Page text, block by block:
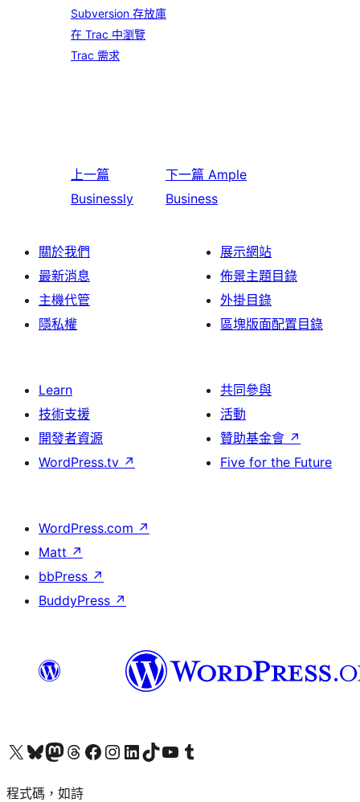
Subversion 存放庫
在 Trac 中瀏覽
Trac 需求
上一篇
Businessly
下一篇 Ample
Business
關於我們
最新消息
主機代管
隱私權
展示網站
佈景主題目錄
外掛目錄
區塊版面配置目錄
Learn
技術支援
開發者資源
WordPress.tv ↗
共同參與
活動
贊助基金會 ↗
Five for the Future
WordPress.com ↗
Matt ↗
bbPress ↗
BuddyPress ↗
查看我們的 X (之前的 Twitter) 帳號造訪我們的 Bluesky 帳號造訪我們的 Mastodon 帳號造訪我們的 Threads 帳號 造訪我們的 Facebook 粉絲專頁Visit our Instagram account
Visit our LinkedIn account
造訪我們的 TikTok 帳號Visit our YouTube channel
造訪我們的 Tumblr 帳號
程式碼，如詩